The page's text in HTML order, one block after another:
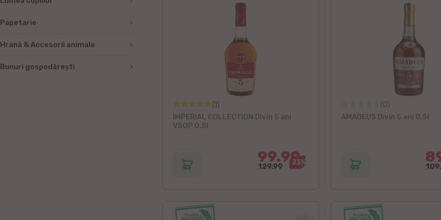
Papetarie
Hrană & Accesorii animale
Bunuri gospodărești
(1)
IMPERIAL COLLECTION Divin 5 ani
VSOP 0.5l
99.90
129.99 23%
(0)
AMADEUS Divin 5 ani 0.5l